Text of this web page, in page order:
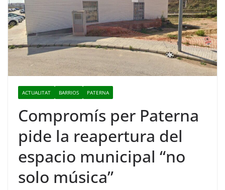
ACTUALITAT BARRIOS PATERNA
Compromís per Paterna
pide la reapertura del
espacio municipal “no
solo música”